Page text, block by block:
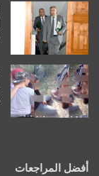
أفضل المراجعات